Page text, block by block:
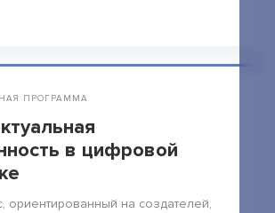
ПРОГРАММА
в цифровой
ориентированный на создателей,